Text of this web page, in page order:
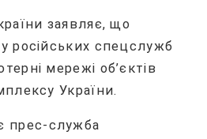
заявляє, що
російських спецслужб
мережі об’єктів
України.
прес-служба